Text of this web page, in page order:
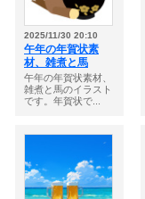
2025/11/30 20:10
午年の年賀状素
材、雑煮と馬
午年の年賀状素材、
雑煮と馬のイラスト
です。年賀状で...